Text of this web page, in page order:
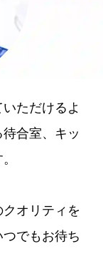
ただけるよ
合室、キッ
オリティを
でもお待ち